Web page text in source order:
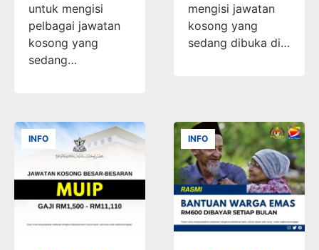
untuk mengisi
pelbagai jawatan
kosong yang
sedang…
mengisi jawatan
kosong yang
sedang dibuka di…
INFO INFO